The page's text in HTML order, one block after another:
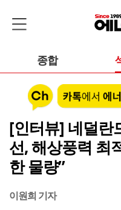
종합
[인터뷰] 네덜란
선, 해상풍력 최
한 물량”
이원희 기자